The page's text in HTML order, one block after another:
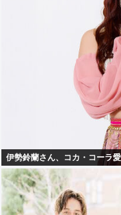
伊勢鈴蘭さん、コカ・コーラ